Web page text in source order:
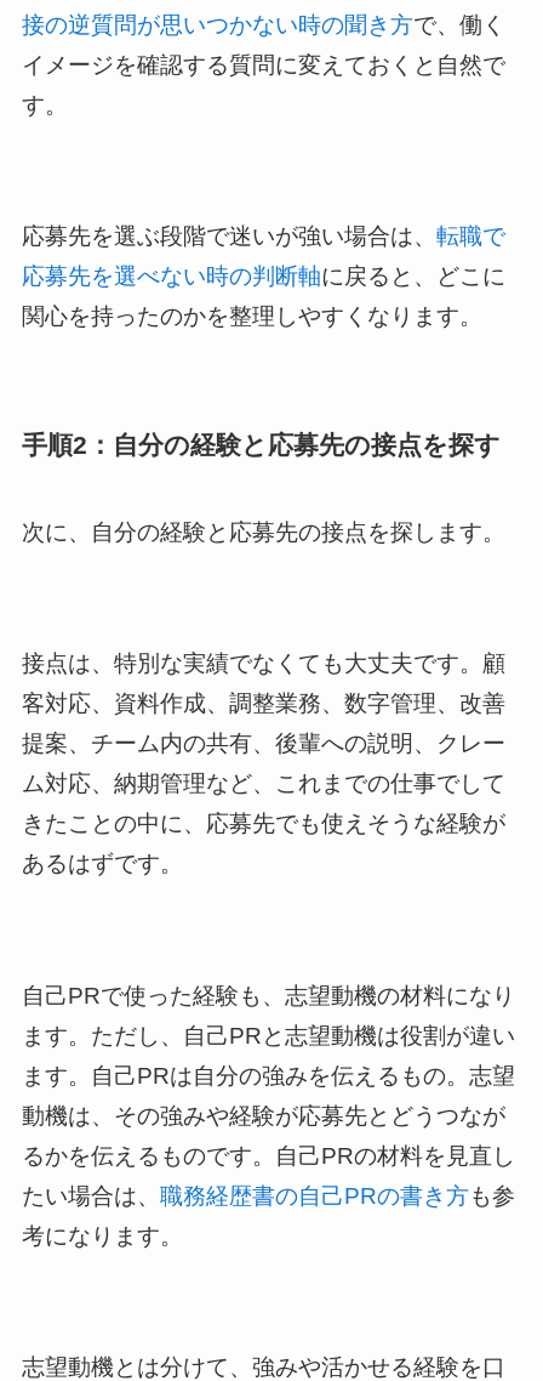
接の逆質問が思いつかない時の聞き方で、働く
イメージを確認する質問に変えておくと自然で
す。
応募先を選ぶ段階で迷いが強い場合は、 転職で
応募先を選べない時の判断軸に戻ると、どこに
関心を持ったのかを整理しやすくなります。
手順2：自分の経験と応募先の接点を探す
次に、自分の経験と応募先の接点を探します。
接点は、特別な実績でなくても大丈夫です。顧
客対応、資料作成、調整業務、数字管理、改善
提案、チーム内の共有、後輩への説明、クレー
ム対応、納期管理など、これまでの仕事でして
きたことの中に、応募先でも使えそうな経験が
あるはずです。
自己PRで使った経験も、志望動機の材料になり
ます。ただし、自己PRと志望動機は役割が違い
ます。自己PRは自分の強みを伝えるもの。志望
動機は、その強みや経験が応募先とどうつなが
るかを伝えるものです。自己PRの材料を見直し
たい場合は、 職務経歴書の自己PRの書き方も参
考になります。
志望動機とは分けて、強みや活かせる経験を口